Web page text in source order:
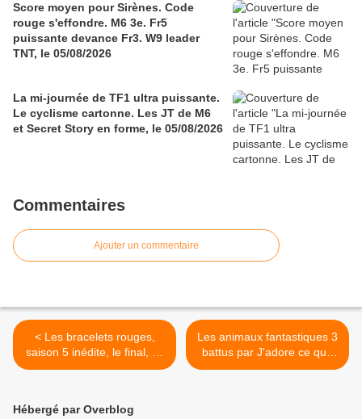
Score moyen pour Sirènes. Code
rouge s'effondre. M6 3e. Fr5
puissante devance Fr3. W9 leader
TNT, le 05/08/2026
La mi-journée de TF1 ultra puissante.
Le cyclisme cartonne. Les JT de M6
et Secret Story en forme, le 05/08/2026
Commentaires
Ajouter un commentaire
< Les bracelets rouges,
saison 5 inédite, le final, ce
soir à 21h10 sur TF1
Les animaux fantastiques 3
battus par J'adore ce que
vous faites ! Hudson & Rex
Hébergé par Overblog